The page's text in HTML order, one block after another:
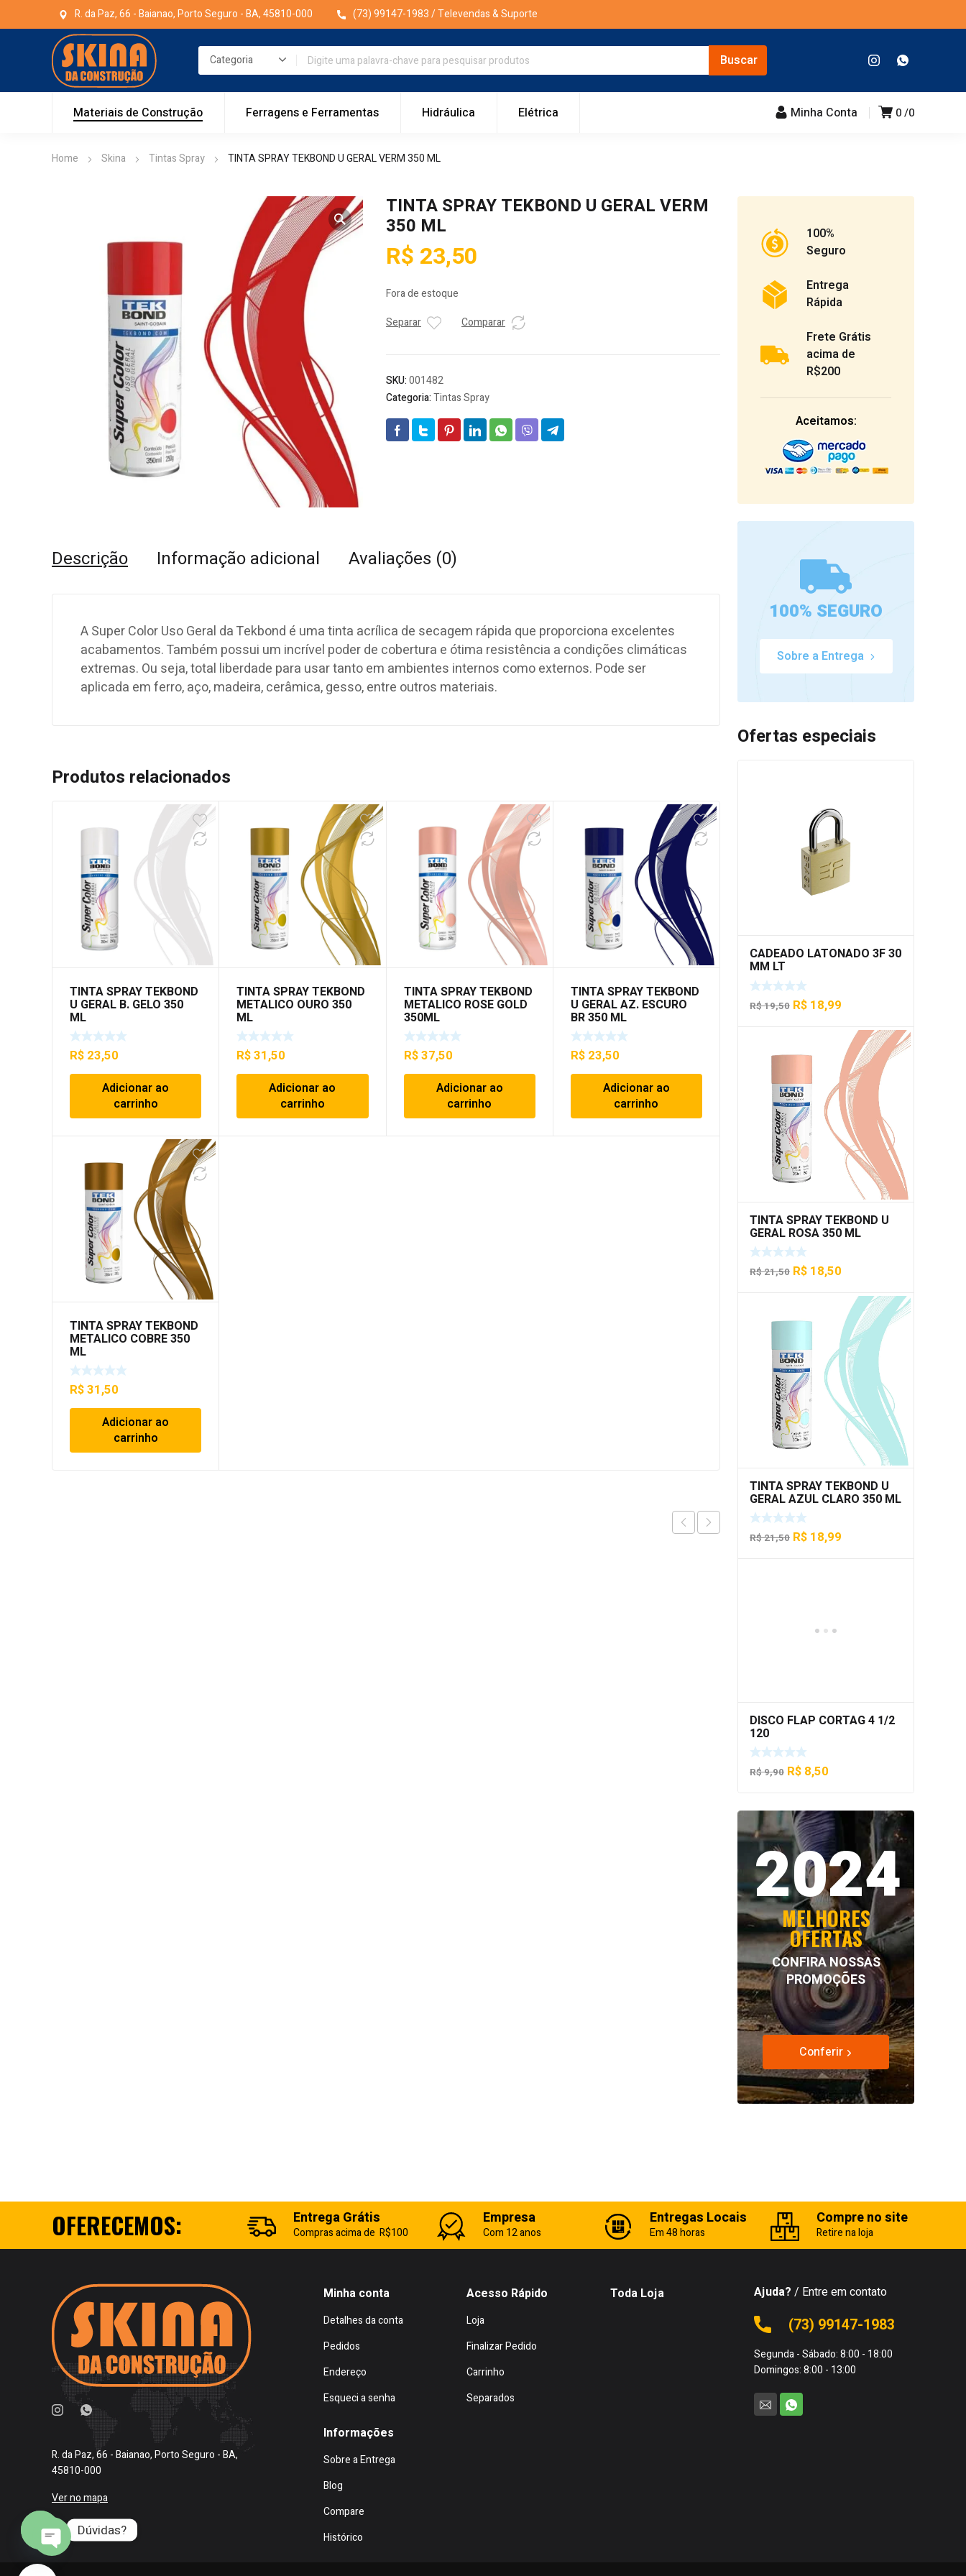
R. da Paz, 66 - Baianao, Porto Seguro - BA, 45810-000 (73) 99147-1983/ Televendas & Suporte
Materiais de Construção Ferragens e Ferramentas Hidráulica Elétrica 0 0
Minha Conta
Home Skina Tintas Spray TINTA SPRAY TEKBOND U GERAL VERM 350 ML
TINTA SPRAY TEKBOND U GERAL VERM
350 ML
R$ 23,50
Fora de estoque
Separar
Comparar
SKU:001482
Categoria:Tintas Spray
Descrição Informação adicional Avaliações (0)
A Super Color Uso Geral da Tekbond é uma tinta acrílica de secagem rápida que proporciona excelentes
acabamentos. Também possui um incrível poder de cobertura e ótima resistência a condições climáticas
extremas. Ou seja, total liberdade para usar tanto em ambientes internos como externos. Pode ser
aplicada em ferro, aço, madeira, cerâmica, gesso, entre outros materiais.
Produtos relacionados
TINTA SPRAY TEKBOND
U GERAL B. GELO 350
ML
R$ 23,50
Adicionar ao
carrinho
TINTA SPRAY TEKBOND
METALICO OURO 350
ML
R$31,50
Adicionar ao
carrinho
TINTA SPRAY TEKBOND
METALICO ROSE GOLD
350ML
R$37,50
Adicionar ao
carrinho
TINTA SPRAY TEKBOND
U GERAL AZ. ESCURO
BR 350 ML
R$23,50
Adicionar ao
carrinho
TINTA SPRAY TEKBOND
METALICO COBRE 350
ML
R$31,50
Adicionar ao
carrinho
100%
Seguro
Entrega
Rápida
Frete Grátis
acima de
R$200
Aceitamos:
100% SEGURO
Sobre a Entrega
Ofertas especiais
CADEADO LATONADO 3F 30
MM LT
R$19,50 O
era:
R$ 19,50.
R$ 18,99
atual
é:
R$ 18,99.
TINTA SPRAY TEKBOND U
GERAL ROSA 350 ML
R$21,50 O
era:
R$ 21,50.
R$ 18,50
atual
é:
R$ 18,50.
TINTA SPRAY TEKBOND U
GERAL AZUL CLARO 350 ML
R$21,50 O
R$ 18,99
DISCO FLAP CORTAG 4 1/2
120
R$9,90 O
era:
R$ 9,90.
R$ 8,50
é:
R$ 8,50.
2024
MELHORES
OFERTAS
CONFIRA NOSSAS
PROMOÇÕES
Conferir
OFERECEMOS: Entrega Grátis
Compras acima de R$100
Empresa
Com 12 anos
Entregas Locais
Em 48 horas
Compre no site
Retire na loja
R. da Paz, 66 - Baianao, Porto Seguro - BA,
45810-000
Ver no mapa
Minha conta
Detalhes da conta
Pedidos
Endereço
Esqueci a senha
Acesso Rápido
Loja
Finalizar Pedido
Carrinho
Separados
Toda Loja
Informações
Sobre a Entrega
Blog
Compare
Histórico
Ajuda? / Entre em contato
(73) 99147-1983
Segunda - Sábado: 8:00 - 18:00
Domingos: 8:00 - 13:00
Dúvidas?
O